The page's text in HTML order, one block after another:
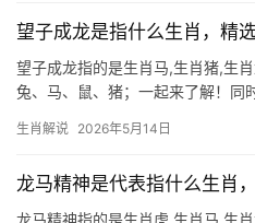
望子成龙是指什么生肖，精
望子成龙指的是生肖马,生肖猪,生
兔、马、鼠、猪；一起来了解！同
中唯一虚构的神兽，象征权势与机
生肖解说 2026年5月14日
龙马精神是代表指什么生肖
龙马精神指的是生肖虎,生肖马,生